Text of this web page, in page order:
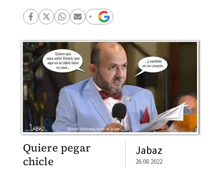
Quiere pegar
chicle
Jabaz
26.08.2022